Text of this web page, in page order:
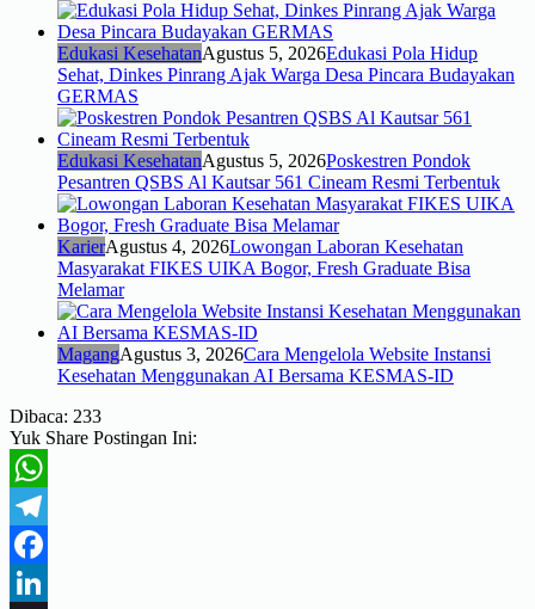
Edukasi KesehatanAgustus 5, 2026Edukasi Pola Hidup
Sehat, Dinkes Pinrang Ajak Warga Desa Pincara Budayakan
GERMAS
Edukasi KesehatanAgustus 5, 2026Poskestren Pondok
Pesantren QSBS Al Kautsar 561 Cineam Resmi Terbentuk
KarierAgustus 4, 2026Lowongan Laboran Kesehatan
Masyarakat FIKES UIKA Bogor, Fresh Graduate Bisa
Melamar
MagangAgustus 3, 2026Cara Mengelola Website Instansi
Kesehatan Menggunakan AI Bersama KESMAS-ID
Dibaca: 233
Yuk Share Postingan Ini:
WhatsApp
Telegram
Facebook